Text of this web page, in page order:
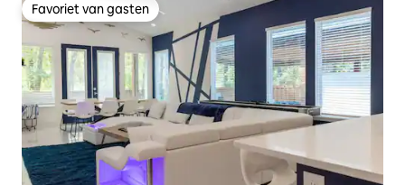
Favoriet van gasten
Favoriet van gasten